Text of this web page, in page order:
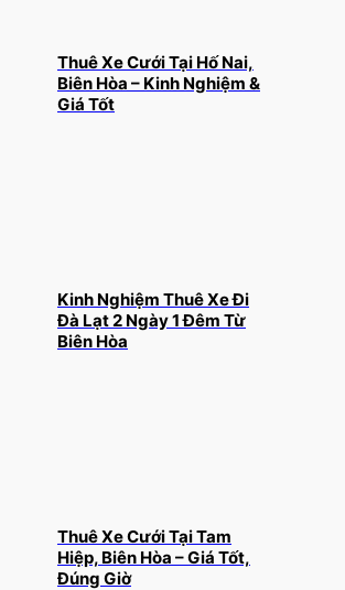
Thuê Xe Cưới Tại Hố Nai,
Biên Hòa – Kinh Nghiệm &
Giá Tốt
Kinh Nghiệm Thuê Xe Đi
Đà Lạt 2 Ngày 1 Đêm Từ
Biên Hòa
Thuê Xe Cưới Tại Tam
Hiệp, Biên Hòa – Giá Tốt,
Đúng Giờ